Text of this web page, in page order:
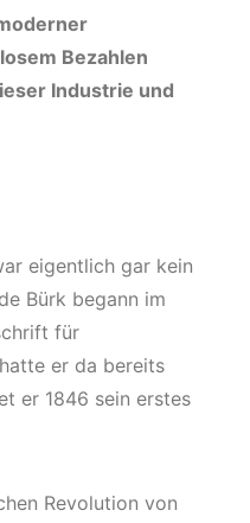
Bezahlen
Industrie und
eigentlich gar kein
Bürk begann im
für
er da bereits
er 1846 sein erstes
Revolution von